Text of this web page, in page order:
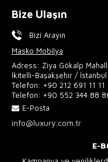
Bize Ulaşın
Bizi Arayın
Masko Mobilya
Adress: Ziya Gökalp
İkitelli-Başakşehir / İstanbul
Telefon: +90 212 691 11 11
Telefon: +90 552 344 88
E-Posta
info@luxury.com.tr
E-